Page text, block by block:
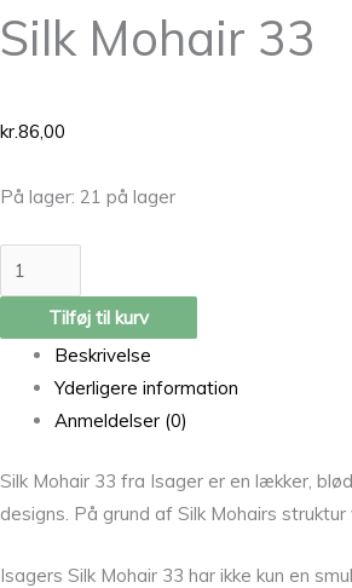
Silk Mohair 33
kr.86,00
På lager: 21 på lager
Tilføj til kurv
Beskrivelse
Yderligere information
Anmeldelser (0)
Silk Mohair 33 fra Isager er en lækker,
designs. På grund af Silk Mohairs
Isagers Silk Mohair 33 har ikke kun en